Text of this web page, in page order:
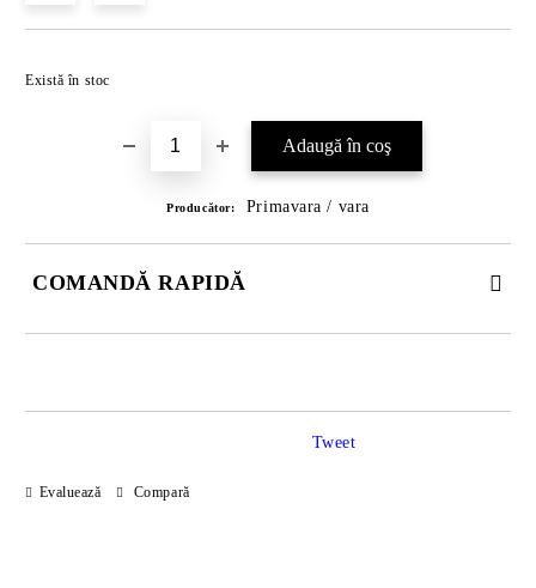
Există în stoc
Producător: Primavara / vara
COMANDĂ RAPIDĂ
Evaluează Compară
Tweet